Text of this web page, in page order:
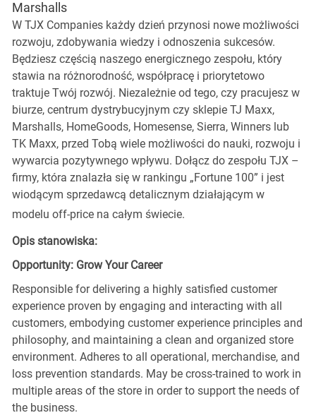
Marshalls
W TJX Companies każdy dzień przynosi nowe możliwości
rozwoju, zdobywania wiedzy i odnoszenia sukcesów.
Będziesz częścią naszego energicznego zespołu, który
stawia na różnorodność, współpracę i priorytetowo
traktuje Twój rozwój. Niezależnie od tego, czy pracujesz w
biurze, centrum dystrybucyjnym czy sklepie TJ Maxx,
Marshalls, HomeGoods, Homesense, Sierra, Winners lub
TK Maxx, przed Tobą wiele możliwości do nauki, rozwoju i
wywarcia pozytywnego wpływu. Dołącz do zespołu TJX –
firmy, która znalazła się w rankingu „Fortune 100” i jest
wiodącym sprzedawcą detalicznym działającym w
modelu off-price na całym świecie.
Opis stanowiska:
Opportunity: Grow Your Career
Responsible for delivering a highly satisfied customer
experience proven by engaging and interacting with all
customers, embodying customer experience principles and
philosophy, and maintaining a clean and organized store
environment. Adheres to all operational, merchandise, and
loss prevention standards. May be cross-trained to work in
multiple areas of the store in order to support the needs of
the business.